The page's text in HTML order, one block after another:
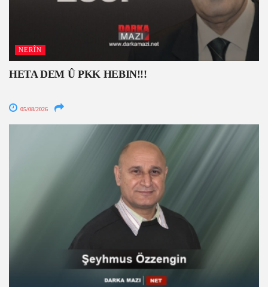
NERÎN
HETA DEM Û PKK HEBIN!!!
05/08/2026